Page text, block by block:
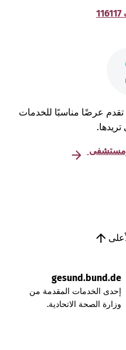
مناسبًا للخدمات
الخدمات المقدمة من
الصحة الاتحادية.